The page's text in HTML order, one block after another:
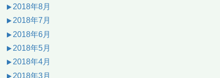
2018年8月
2018年7月
2018年6月
2018年5月
2018年4月
2018年3月